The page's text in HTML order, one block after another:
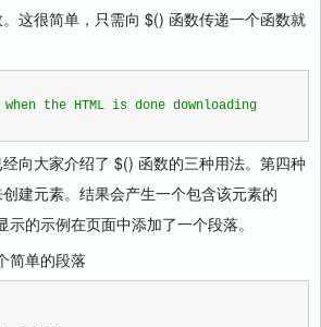
这很简单，只需向 $() 函数传递一个函数就
the HTML is done downloading
大家介绍了 $() 函数的三种用法。第四种
建元素。结果会产生一个包含该元素的
的示例在页面中添加了一个段落。
简单的段落